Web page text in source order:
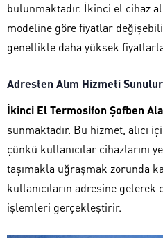
bulunmaktadır. İkinci el cihaz
modeline göre fiyatlar
genellikle daha yüksek
Adresten Alım Hizmeti
İkinci El Termosifon Şofben
sunmaktadır. Bu hizmet, alıcı
çünkü kullanıcılar cihazlarını
taşımakla uğraşmak zorunda
kullanıcıların adresine gelerek
işlemleri gerçekleştirir.